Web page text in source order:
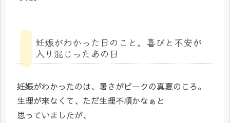
妊娠がわかった日のこと。喜びと不安が
入り混じったあの日
妊娠がわかったのは、暑さがピークの真夏のころ。
生理が来なくて、ただ生理不順かなぁと
思っていましたが、